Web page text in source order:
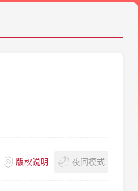
版权说明 夜间模式